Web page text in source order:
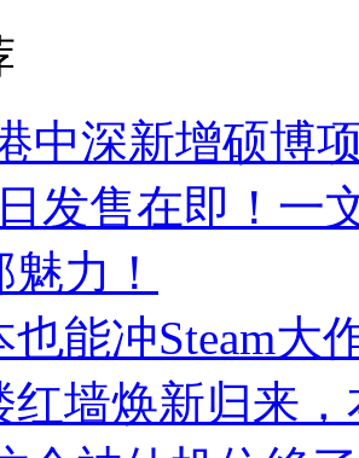
中深新增硕博
发售在即！一
力！
也能冲Steam大
红墙焕新归来